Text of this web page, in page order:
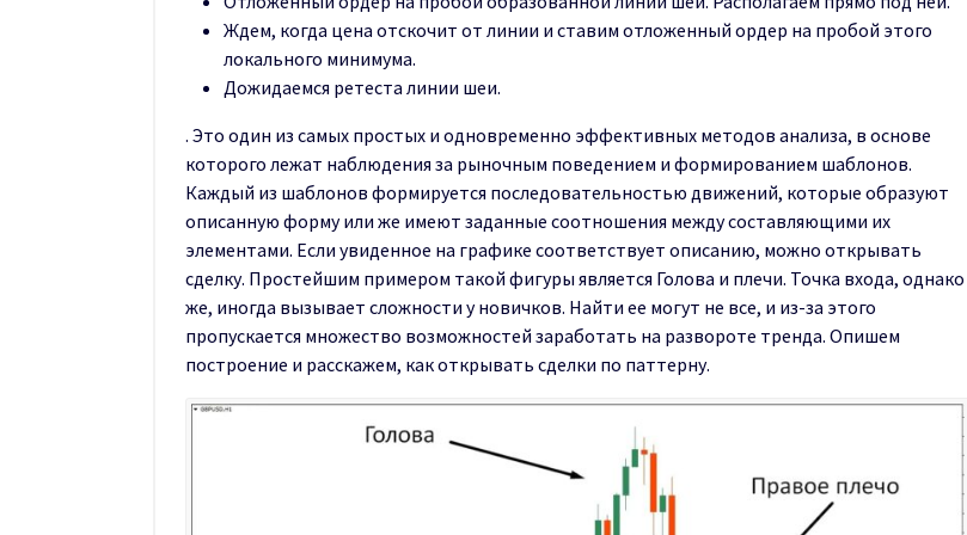
Ждем, когда цена отскочит от линии и ставим отложенный ордер на пробой этого
локального минимума.
Дожидаемся ретеста линии шеи.
. Это один из самых простых и одновременно эффективных методов анализа, в основе
которого лежат наблюдения за рыночным поведением и формированием шаблонов.
Каждый из шаблонов формируется последовательностью движений, которые образуют
описанную форму или же имеют заданные соотношения между составляющими их
элементами. Если увиденное на графике соответствует описанию, можно открывать
сделку. Простейшим примером такой фигуры является Голова и плечи. Точка входа, однако
же, иногда вызывает сложности у новичков. Найти ее могут не все, и из-за этого
пропускается множество возможностей заработать на развороте тренда. Опишем
построение и расскажем, как открывать сделки по паттерну.